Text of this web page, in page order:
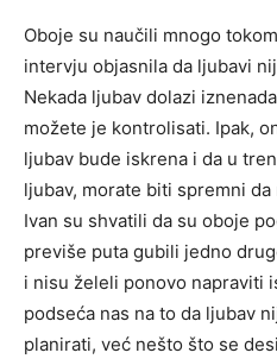
Oboje su naučili mnogo
intervju objasnila da ljubavi
Nekada ljubav dolazi
možete je kontrolisati. Ipak,
ljubav bude iskrena i da u
ljubav, morate biti spremni
Ivan su shvatili da su oboje
previše puta gubili jedno
i nisu želeli ponovo napraviti
podseća nas na to da ljubav
planirati, već nešto što se